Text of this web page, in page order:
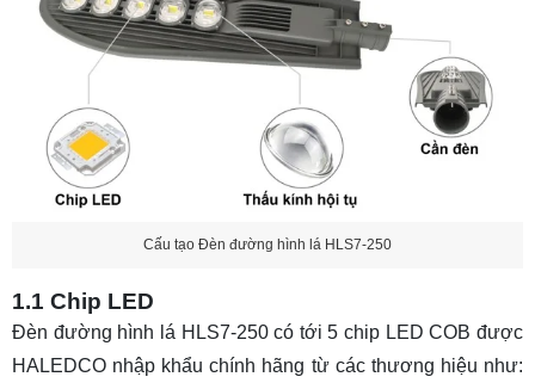
Cấu tạo Đèn đường hình lá HLS7-250
1.1 Chip LED
Đèn đường hình lá HLS7-250 có tới 5 chip LED COB được
HALEDCO nhập khẩu chính hãng từ các thương hiệu như: